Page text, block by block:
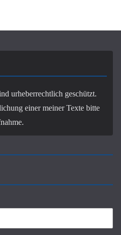
urheberrechtlich geschützt.
einer meiner Texte bitte